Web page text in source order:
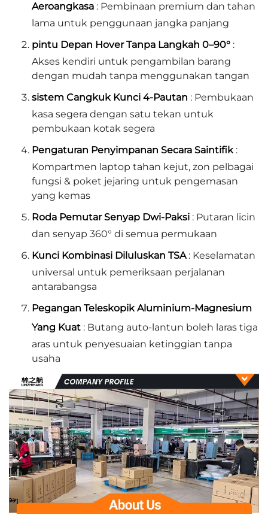
Aeroangkasa : Pembinaan premium dan tahan
lama untuk penggunaan jangka panjang
pintu Depan Hover Tanpa Langkah 0–90° :
Akses kendiri untuk pengambilan barang
dengan mudah tanpa menggunakan tangan
sistem Cangkuk Kunci 4-Pautan : Pembukaan
kasa segera dengan satu tekan untuk
pembukaan kotak segera
Pengaturan Penyimpanan Secara Saintifik :
Kompartmen laptop tahan kejut, zon pelbagai
fungsi & poket jejaring untuk pengemasan
yang kemas
Roda Pemutar Senyap Dwi-Paksi : Putaran licin
dan senyap 360° di semua permukaan
Kunci Kombinasi Diluluskan TSA : Keselamatan
universal untuk pemeriksaan perjalanan
antarabangsa
Pegangan Teleskopik Aluminium-Magnesium
Yang Kuat : Butang auto-lantun boleh laras tiga
aras untuk penyesuaian ketinggian tanpa
usaha